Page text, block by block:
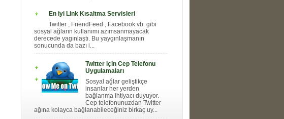
En iyi Link Kısaltma Servisleri
Twitter , FriendFeed , Facebook vb. gibi
sosyal ağların kullanımı azımsanmayacak
derecede yagınlaştı. Bu yaygınlaşmanın
sonucunda da bazı i...
Twitter için Cep Telefonu
Uygulamaları
Sosyal ağlar geliştikçe
insanlar her yerden
bağlanma ihtiyacı duyuyor.
Cep telefonunuzdan Twitter
ağına kolayca bağlanabileceğiniz birkaç uy...